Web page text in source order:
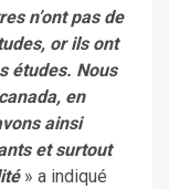
n’ont pas de
or ils ont
études. Nous
en
ainsi
et surtout
» a indiqué